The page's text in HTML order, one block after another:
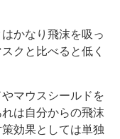
かなり飛沫を吸っ
クと比べると低く
マウスシールドを
は自分からの飛沫
効果としては単独